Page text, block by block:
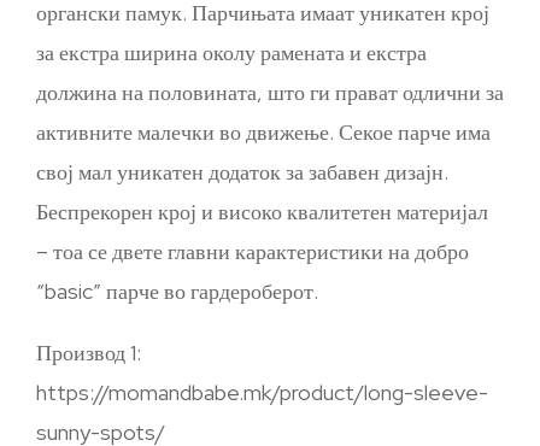
органски памук. Парчињата имаат уникатен крој
за екстра ширина околу рамената и екстра
должина на половината, што ги прават одлични за
активните малечки во движење. Секое парче има
свој мал уникатен додаток за забавен дизајн.
Беспрекорен крој и високо квалитетен материјал
– тоа се двете главни карактеристики на добро
“basic” парче во гардероберот.
Производ 1:
https://momandbabe.mk/product/long-sleeve-
sunny-spots/